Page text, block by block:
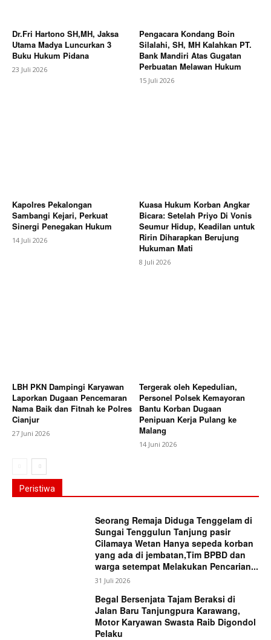
Dr.Fri Hartono SH,MH, Jaksa
Utama Madya Luncurkan 3
Buku Hukum Pidana
23 Juli 2026
Pengacara Kondang Boin
Silalahi, SH, MH Kalahkan PT.
Bank Mandiri Atas Gugatan
Perbuatan Melawan Hukum
15 Juli 2026
Kapolres Pekalongan
Sambangi Kejari, Perkuat
Sinergi Penegakan Hukum
14 Juli 2026
Kuasa Hukum Korban Angkar
Bicara: Setelah Priyo Di Vonis
Seumur Hidup, Keadilan untuk
Ririn Diharapkan Berujung
Hukuman Mati
8 Juli 2026
LBH PKN Dampingi Karyawan
Laporkan Dugaan Pencemaran
Nama Baik dan Fitnah ke Polres
Cianjur
27 Juni 2026
Tergerak oleh Kepedulian,
Personel Polsek Kemayoran
Bantu Korban Dugaan
Penipuan Kerja Pulang ke
Malang
14 Juni 2026
Peristiwa
Seorang Remaja Diduga Tenggelam di
Sungai Tenggulun Tanjung pasir
Cilamaya Wetan Hanya sepeda korban
yang ada di jembatan,Tim BPBD dan
warga setempat Melakukan Pencarian...
31 Juli 2026
Begal Bersenjata Tajam Beraksi di
Jalan Baru Tanjungpura Karawang,
Motor Karyawan Swasta Raib Digondol
Pelaku